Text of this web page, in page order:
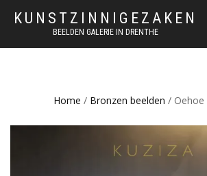
KUNSTZINNIGEZAKEN
BEELDEN GALERIE IN DRENTHE
Home / Bronzen beelden / Oehoe